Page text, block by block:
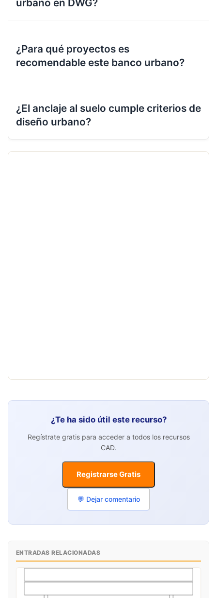
urbano en DWG?
¿Para qué proyectos es
recomendable este banco urbano?
¿El anclaje al suelo cumple criterios de
diseño urbano?
¿Te ha sido útil este recurso?
Regístrate gratis para acceder a todos los recursos
CAD.
Registrarse Gratis
💬 Dejar comentario
ENTRADAS RELACIONADAS